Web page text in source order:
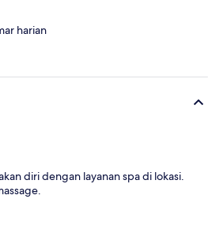
harian
diri dengan layanan spa di lokasi.